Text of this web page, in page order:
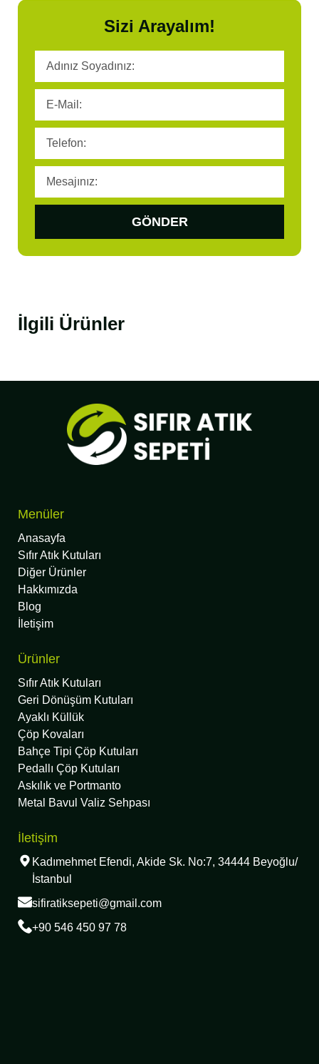
Sizi Arayalım!
GÖNDER
İlgili Ürünler
Menüler
Anasayfa
Sıfır Atık Kutuları
Diğer Ürünler
Hakkımızda
Blog
İletişim
Ürünler
Sıfır Atık Kutuları
Geri Dönüşüm Kutuları
Ayaklı Küllük
Çöp Kovaları
Bahçe Tipi Çöp Kutuları
Pedallı Çöp Kutuları
Askılık ve Portmanto
Metal Bavul Valiz Sehpası
İletişim
Kadımehmet Efendi, Akide Sk. No:7, 34444 Beyoğlu/
İstanbul
sifiratiksepeti@gmail.com
+90 546 450 97 78